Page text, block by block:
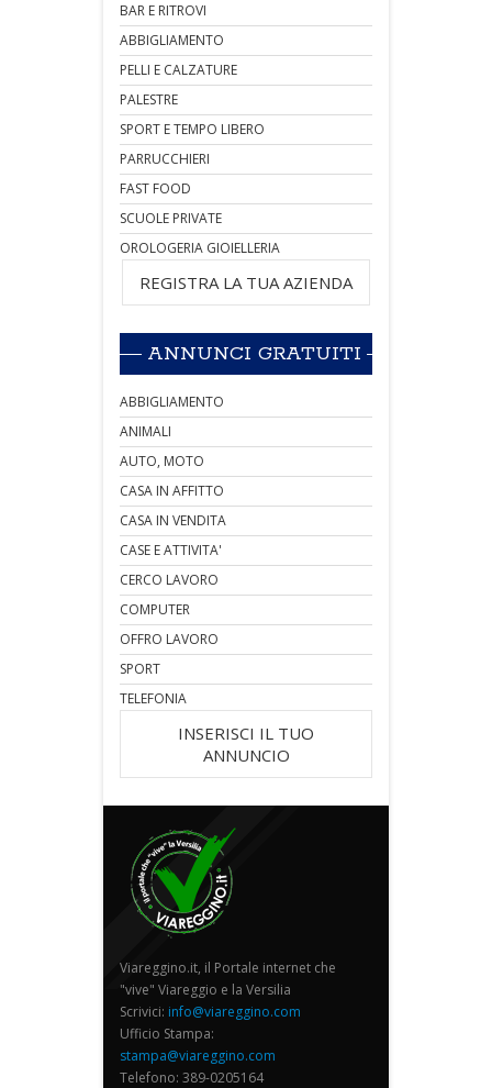
BAR E RITROVI
ABBIGLIAMENTO
PELLI E CALZATURE
PALESTRE
SPORT E TEMPO LIBERO
PARRUCCHIERI
FAST FOOD
SCUOLE PRIVATE
OROLOGERIA GIOIELLERIA
REGISTRA LA TUA AZIENDA
ANNUNCI GRATUITI
ABBIGLIAMENTO
ANIMALI
AUTO, MOTO
CASA IN AFFITTO
CASA IN VENDITA
CASE E ATTIVITA'
CERCO LAVORO
COMPUTER
OFFRO LAVORO
SPORT
TELEFONIA
INSERISCI IL TUO
ANNUNCIO
Viareggino.it, il Portale internet che
"vive" Viareggio e la Versilia
Scrivici: info@viareggino.com
Ufficio Stampa:
stampa@viareggino.com
Telefono: 389-0205164